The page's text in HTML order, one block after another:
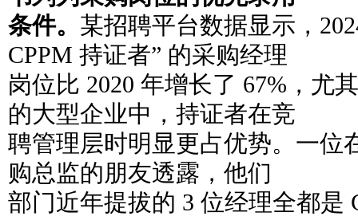
条件。 某招聘平台数据显示，
CPPM 持证者” 的采购经理
岗位比 2020 年增长了 67%，尤
的大型企业中，持证者在竞
聘管理层时明显更占优势。一位
购总监的朋友透露，他们
部门近年提拔的 3 位经理全都是